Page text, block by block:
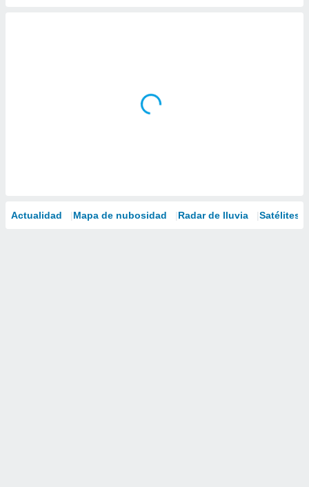
Actualidad Mapa de nubosidad Radar de lluvia Satélites